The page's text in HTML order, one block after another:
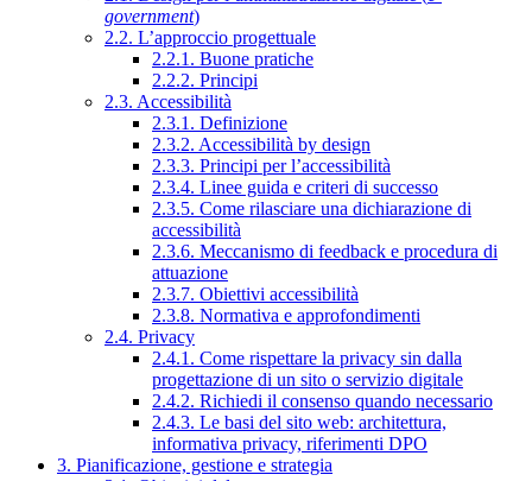
government)
2.2. L’approccio progettuale
2.2.1. Buone pratiche
2.2.2. Principi
2.3. Accessibilità
2.3.1. Definizione
2.3.2. Accessibilità by design
2.3.3. Principi per l’accessibilità
2.3.4. Linee guida e criteri di successo
2.3.5. Come rilasciare una dichiarazione di
accessibilità
2.3.6. Meccanismo di feedback e procedura di
attuazione
2.3.7. Obiettivi accessibilità
2.3.8. Normativa e approfondimenti
2.4. Privacy
2.4.1. Come rispettare la privacy sin dalla
progettazione di un sito o servizio digitale
2.4.2. Richiedi il consenso quando necessario
2.4.3. Le basi del sito web: architettura,
informativa privacy, riferimenti DPO
3. Pianificazione, gestione e strategia